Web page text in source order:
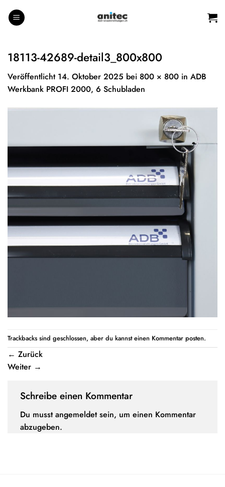
Inhalt
18113-42689-detail3_800x800
Veröffentlicht 14. Oktober 2025 bei 800 × 800 in ADB
Werkbank PROFI 2000, 6 Schubladen
Trackbacks sind geschlossen, aber du kannst einen Kommentar posten.
← Zurück
Weiter →
Schreibe einen Kommentar
Du musstangemeldetsein, um einen Kommentar
abzugeben.